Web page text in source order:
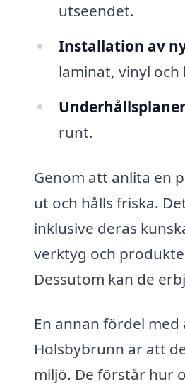
utseendet.
Installation av
laminat, vinyl och
runt.
Genom att anlita en
ut och hålls friska.
inklusive deras
verktyg och
Dessutom kan de
En annan fördel
Holsbybrunn är att
miljö. De förstår hur